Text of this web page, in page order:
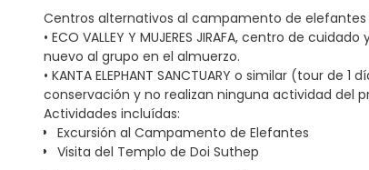
Centros alternativos al campamento de
• ECO VALLEY Y MUJERES JIRAFA, centro de
nuevo al grupo en el almuerzo.
• KANTA ELEPHANT SANCTUARY o similar (tour
conservación y no realizan ninguna actividad del
Actividades incluídas:
Excursión al Campamento de Elefantes
Visita del Templo de Doi Suthep